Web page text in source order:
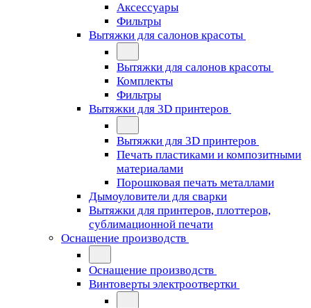
Аксессуары
Фильтры
Вытяжки для салонов красоты
Вытяжки для салонов красоты
Комплекты
Фильтры
Вытяжки для 3D принтеров
Вытяжки для 3D принтеров
Печать пластиками и композитными
материалами
Порошковая печать металлами
Дымоуловители для сварки
Вытяжки для принтеров, плоттеров,
сублимационной печати
Оснащение производств
Оснащение производств
Винтоверты электроотвертки